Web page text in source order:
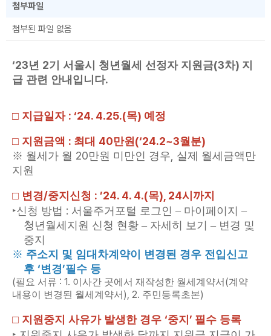
첨부파일
첨부된 파일 없음
‘23년 2기 서울시 청년월세 선정자 지원금(3차) 지
급 관련 안내입니다.
□ 지급일자 : ‘24. 4.25.(목) 예정
□ 지원금액 : 최대 40만원(‘24.2~3월분)
※ 월세가 월 20만원 미만인 경우 실제 월세금액만
지원
□ 변경/중지신청 : ’24. 4. 4.(목), 24시까지
‣신청 방법 : 서울주거포털 로그인– 마이페이지–
청년월세지원 신청 현황 – 자세히 보기 – 변경 및
중지
※ 주소지 및 임대차계약이 변경된 경우 전입신고
후 ‘변경’필수 등
(필요 서류 : 1. 이사간 곳에서 재작성한 월세계약서 (계약
내용이 변경된 월세계약서 ), 2. 주민등록초본)
□ 지원중지 사유가 발생한 경우 ‘중지 ’ 필수 등록